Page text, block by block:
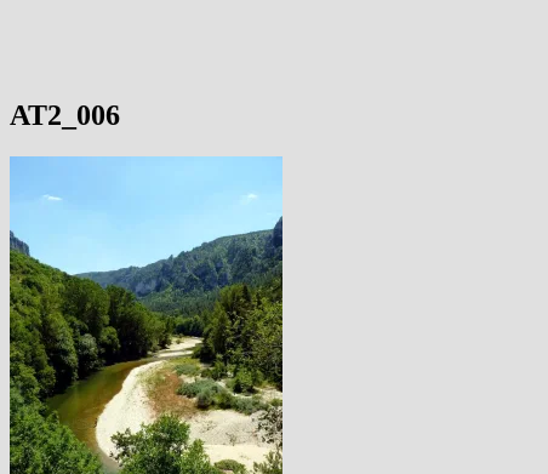
AT2_006